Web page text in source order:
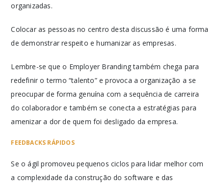
organizadas.
Colocar as pessoas no centro desta discussão é uma forma
de demonstrar respeito e humanizar as empresas.
Lembre-se que o Employer Branding também chega para
redefinir o termo “talento” e provoca a organização a se
preocupar de forma genuína com a sequência de carreira
do colaborador e também se conecta a estratégias para
amenizar a dor de quem foi desligado da empresa.
FEEDBACKS RÁPIDOS
Se o ágil promoveu pequenos ciclos para lidar melhor com
a complexidade da construção do software e das